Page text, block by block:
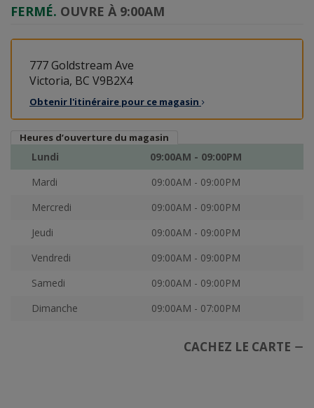
FERMÉ. OUVRE À 9:00AM
777 Goldstream Ave
Victoria, BC V9B2X4
Obtenir l'itinéraire pour ce magasin
Heures d’ouverture du magasin
Lundi
09:00AM - 09:00PM
Mardi
09:00AM - 09:00PM
Mercredi
09:00AM - 09:00PM
Jeudi
09:00AM - 09:00PM
Vendredi
09:00AM - 09:00PM
Samedi
09:00AM - 09:00PM
Dimanche
09:00AM - 07:00PM
CACHEZ LE CARTE